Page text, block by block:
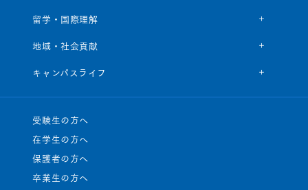
留学・国際理解
地域・社会貢献
キャンパスライフ
受験生の方へ
在学生の方へ
保護者の方へ
卒業生の方へ